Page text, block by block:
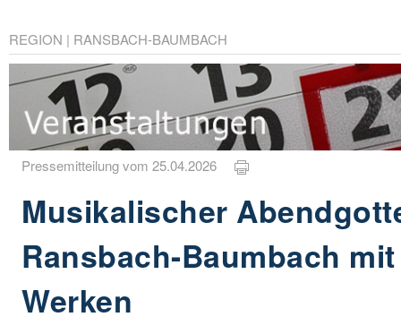
REGION | RANSBACH-BAUMBACH
Pressemitteilung vom 25.04.2026
Musikalischer
Ransbach-Baumbach
Werken